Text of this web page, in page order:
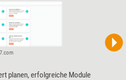
planen, erfolgreiche Module